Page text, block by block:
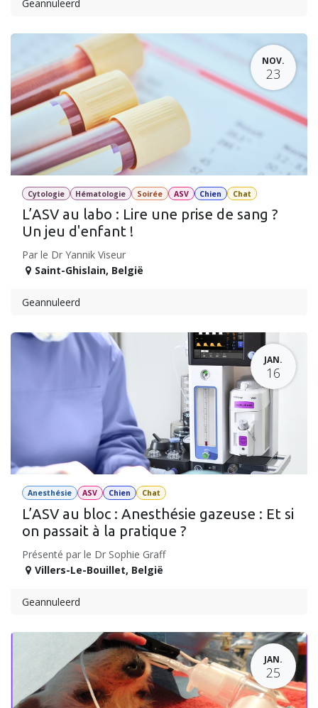
Geannuleerd
NOV.
23
Cytologie Hématologie Soirée ASV Chien Chat
L’ASV au labo : Lire une prise de sang ?
Un jeu d'enfant !
Par le Dr Yannik Viseur
Saint-Ghislain, België
Geannuleerd
JAN.
16
Anesthésie ASV Chien Chat
L’ASV au bloc : Anesthésie gazeuse : Et si
on passait à la pratique ?
Présenté par le Dr Sophie Graff
Villers-Le-Bouillet, België
Geannuleerd
JAN.
25